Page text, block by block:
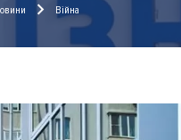
Війна